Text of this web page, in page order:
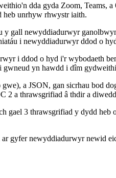
dda gyda Zoom, Teams,
heb unrhyw rhwystr iaith.
gall newyddiadurwyr
i newyddiadurwyr ddod o
i ddod o hyd i'r wybodaeth
yn hawdd i dîm
a JSON, gan sicrhau bod
2 a thrawsgrifiad â thdir a
gael 3 thrawsgrifiad y dydd
gyfer newyddiadurwyr newid